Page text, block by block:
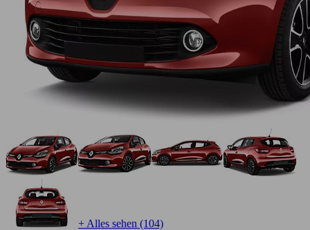
+ Alles sehen (104)